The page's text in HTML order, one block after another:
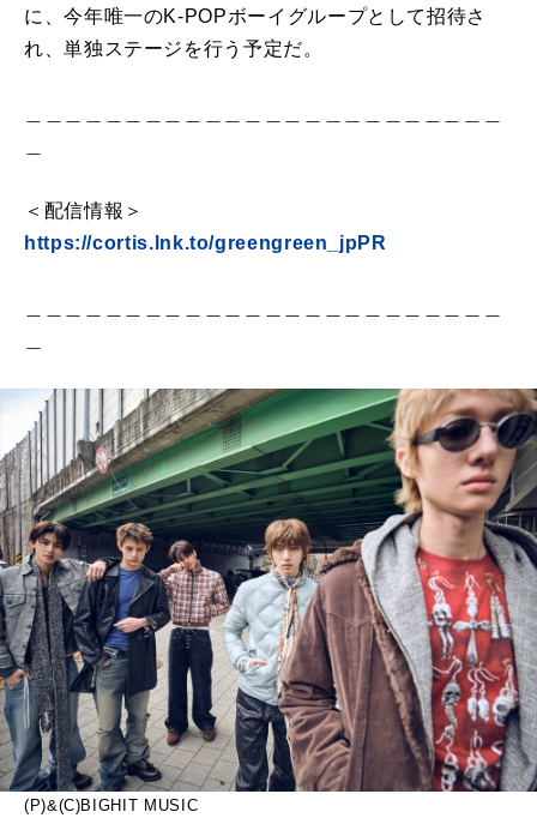
に、今年唯一のK-POPボーイグループとして招待さ
れ、単独ステージを行う予定だ。
＜配信情報＞
https://cortis.lnk.to/greengreen_jpPR
(P)&(C)BIGHIT MUSIC